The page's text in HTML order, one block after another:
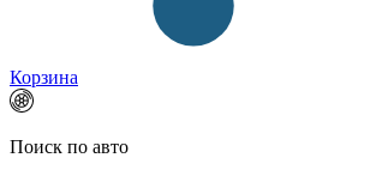
Корзина
Поиск по авто